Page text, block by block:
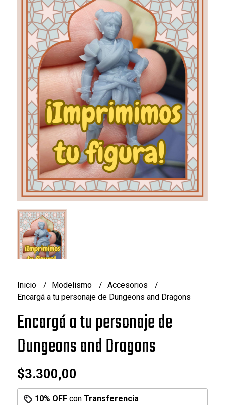
Inicio Modelismo
Accesorios
Encargá a tu personaje de Dungeons and Dragons
Encargá a tu personaje de
Dungeons and Dragons
$3.300,00
10% OFFcon Transferencia